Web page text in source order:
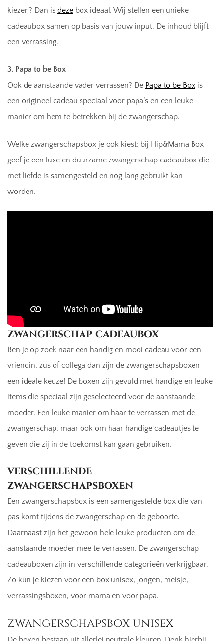
kiezen? Dan is deze box ideaal. Wij stellen een unieke
cadeaubox samen op basis van jouw input. De inhoud blijft
een verrassing.
3. Papa to be Box
Ook de aanstaande vader verrassen? De Papa to be Box is
een origineel cadeau speciaal voor papa’s en een leuke
manier om hem te betrekken bij de zwangerschap.
Welke zwangerschapsbox je ook kiest: bij Hip&Mama Box
geef je een luxe en duurzame zwangerschap cadeaubox die
met liefde is samengesteld en nog lang gebruikt kan
worden.
zwangerschap cadeaubox
Ben je op zoek naar een handig en mooi cadeau voor een
vriendin, zus of collega dan zijn de zwangerschapsboxen
een ideale keuze! De boxen zijn gevuld met handige en leuke
items die speciaal zijn geselecteerd voor de aanstaande
moeder. Een leuke manier om haar te verrassen met de
zwangerschap, maar ook om haar handige cadeautjes te
geven die zij in de toekomst kan gaan gebruiken.
verschillende
zwangerschapsboxen
Een zwangerschapsbox is een samengestelde box die van
pas komt tijdens de zwangerschap en de geboorte.
Daarnaast zijn het gewoon hele leuke producten om de
aanstaande moeder mee te verrassen. De zwangerschap
cadeauboxen zijn in verschillende categorieën verkrijgbaar.
Zo kun je kiezen voor een box unisex, jongen, meisje,
verrassingsboxen, voor mama en voor papa.
zwangerschapsbox unisex